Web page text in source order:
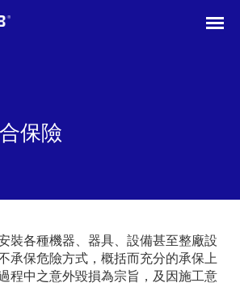
保險
裝各種機器、器具、設備甚至整廠設
承保危險方式，概括而充分的承保上
程中之意外毀損為宗旨，及因施工意